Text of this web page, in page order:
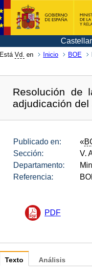
Está Vd. en Inicio BOE
Resolución de
adjudicación
Publicado en: «
Sección:
V.
Departamento:
Referencia:
PDF
Texto Análisis